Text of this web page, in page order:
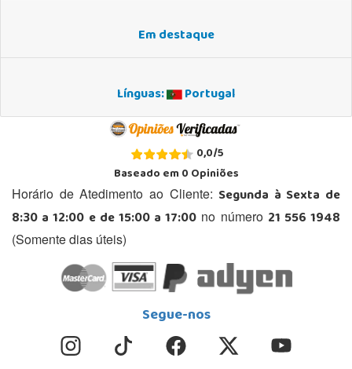
Em destaque
Línguas: Portugal
0,0/5
Baseado em0Opiniões
Horário de Atedimento ao Cliente: Segunda à Sexta de
8:30 a 12:00 e de 15:00 a 17:00 no número 21 556 1948
(Somente dias úteis)
Segue-nos